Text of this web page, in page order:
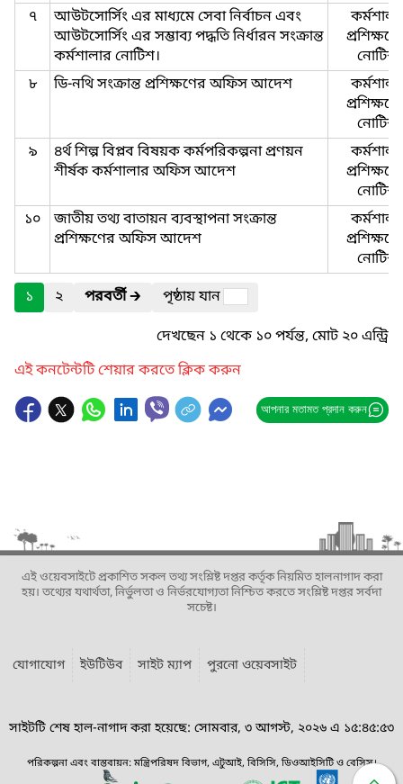
৭
আউটসোর্সিং এর মাধ্যমে সেবা নির্বাচন এবং
আউটসোর্সিং এর সম্ভাব্য পদ্ধতি নির্ধারন সংক্রান্ত
কর্মশালার নোটিশ।
কর্মশালা-
নোটিশ
৮
ডি-নথি সংক্রান্ত প্রশিক্ষণের অফিস আদেশ
কর্মশালা-
নোটিশ
৯
৪র্থ শিল্প বিপ্লব বিষয়ক কর্মপরিকল্পনা প্রণয়ন
শীর্ষক কর্মশালার অফিস আদেশ
কর্মশালা-
নোটিশ
১০
জাতীয় তথ্য বাতায়ন ব্যবস্থাপনা সংক্রান্ত
প্রশিক্ষণের অফিস আদেশ
কর্মশালা-
নোটিশ
১
২ পরবর্তী🡲
পৃষ্ঠায় যান
দেখছেন ১ থেকে ১০ পর্যন্ত, মোট ২০ এন্ট্রি
এই কনটেন্টটি শেয়ার করতে ক্লিক করুন
আপনার মতামত প্রদান করুন
এই ওয়েবসাইটে প্রকাশিত সকল তথ্য সংশ্লিষ্ট দপ্তর কর্তৃক নিয়মিত হালনাগাদ করা
হয়। তথ্যের যথার্থতা, নির্ভুলতা ও নির্ভরযোগ্যতা নিশ্চিত করতে সংশ্লিষ্ট দপ্তর সর্বদা
সচেষ্ট।
যোগাযোগ ইউটিউব সাইট ম্যাপ পুরনো ওয়েবসাইট
সাইটটি শেষ হাল-নাগাদ করা হয়েছে: সোমবার, ৩ আগস্ট, ২০২৬ এ ১৫:৪৫:৫৩
পরিকল্পনা এবং বাস্তবায়ন: মন্ত্রিপরিষদ বিভাগ, এটুআই, বিসিসি, ডিওআইসিটি ও বেসিস।